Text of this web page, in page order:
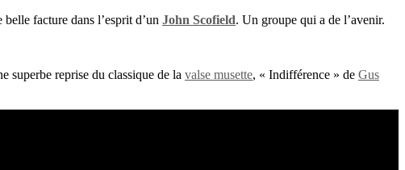
belle facture dans l’esprit d’un John Scofield. Un groupe qui a de l’avenir.
superbe reprise du classique de la valse musette, « Indifférence » de Gus